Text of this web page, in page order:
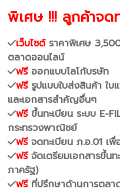
พิเศษ !!! ลูกค้าจด
เว็บไซต์ราคาพิเศษ
ตลาดออนไลน์
ฟรีออกแบบโลโก้บรษัท
ฟรีรูปแบบใบส่งสินค้า ใบ
และเอกสารสำคัญอื่นๆ
ฟรีขึ้นทะเบียน ระบบ E-
กระทรวงพาณิชย์
ฟรีจดทะเบียน ภ.อ.01 เพื่
ฟรีจัดเตรียมเอกสารขึ้นท
ภาครัฐ)
ฟรีที่ปรึกษาด้านการตลา